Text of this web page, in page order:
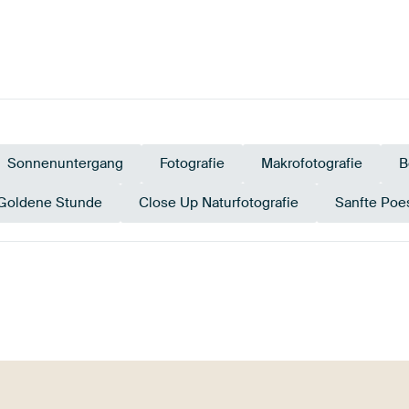
Sonnenuntergang Fotografie Makrofotografie
Stunde Close Up Naturfotografie Sanfte